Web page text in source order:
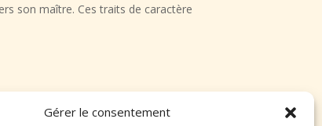
Gérer le consentement
son maître. Ces traits de caractère
L’Altdeutscher Schäferhund
à sa silhouette élégante, sa